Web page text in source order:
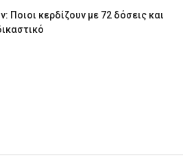
Ποιοι κερδίζουν με 72 δόσεις και